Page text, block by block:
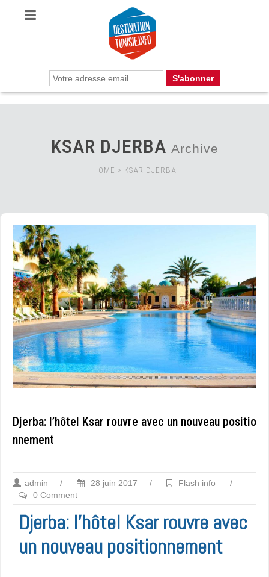
KSAR DJERBA Archive
HOME > KSAR DJERBA
Djerba: l’hôtel Ksar rouvre avec un nouveau positio
nnement
admin / 28 juin 2017 / Flash info
/
0 Comment
Djerba: l’hôtel Ksar rouvre avec
un nouveau positionnement